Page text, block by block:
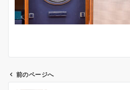
前のページへ